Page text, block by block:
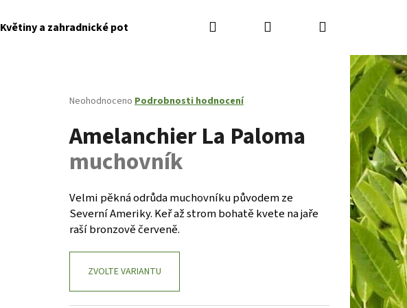
Květiny a zahradnické potřeby Kontakty Jak nakupovat
Hledat PřihlášeníNákupní
košík
Průměrné
produktu
je
z
hvězdiček.
Neohodnoceno Podrobnosti hodnocení
Amelanchier La Paloma
muchovník
Velmi pěkná odrůda muchovníku původem ze
Severní Ameriky. Keř až strom bohatě kvete na jaře
raší bronzově červeně.
ZVOLTE VARIANTU